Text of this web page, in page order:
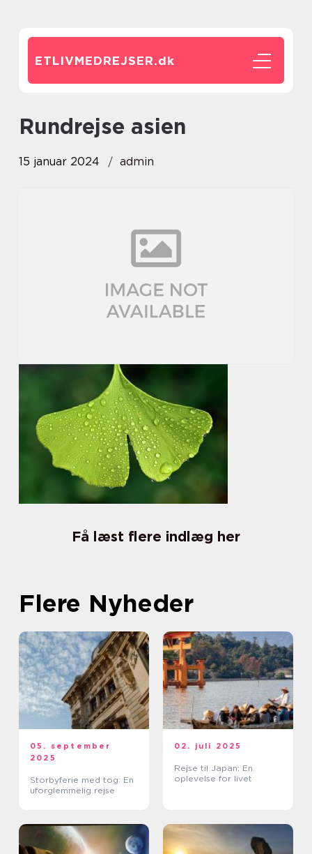
ETLIVMEDREJSER.dk
rundrejse asien
15 januar 2024 admin
Få læst flere indlæg her
Flere Nyheder
05. september
2025
Storbyferie med tog: En
uforglemmelig rejse
02. juli 2025
Rejse til Japan: En
oplevelse for livet